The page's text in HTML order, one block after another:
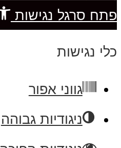
פתח סרגל נגישות
כלי נגישות
גווני אפור
ניגודיות גבוהה